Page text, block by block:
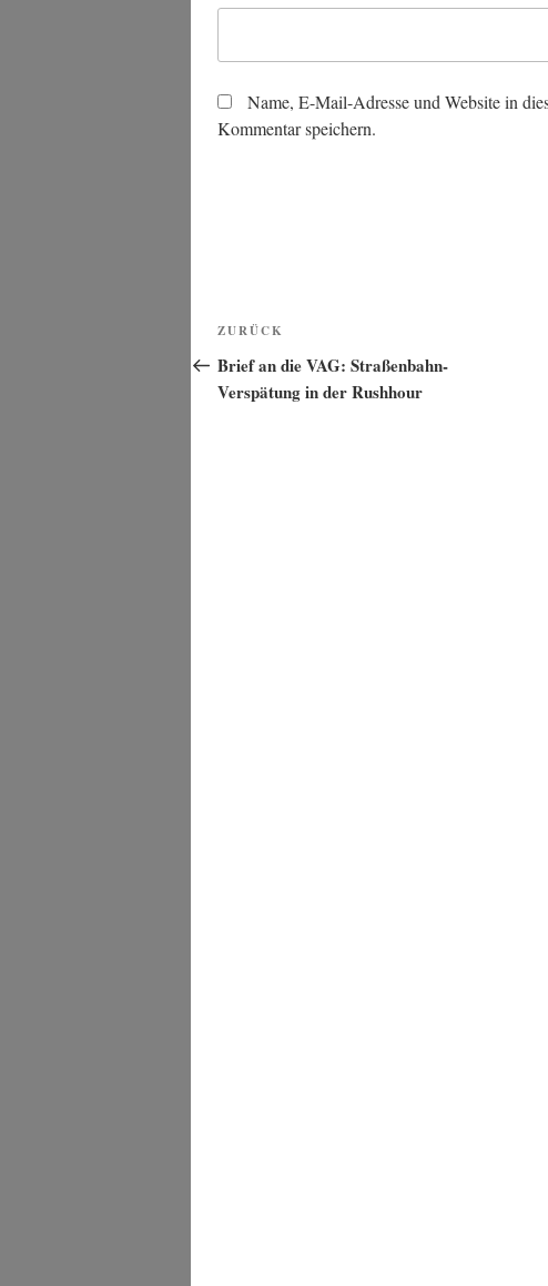
Name, E-Mail-Adresse und Website in
Kommentar speichern.
Beitragsnavigation
Vorheriger
Beitrag
ZURÜCK
Brief an die VAG: Straßenbahn-
Verspätung in der Rushhour